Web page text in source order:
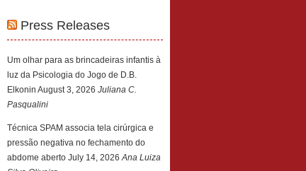
Press Releases
Um olhar para as brincadeiras infantis à
luz da Psicologia do Jogo de D.B.
Elkonin August 3, 2026 Juliana C.
Pasqualini
Técnica SPAM associa tela cirúrgica e
pressão negativa no fechamento do
abdome aberto July 14, 2026 Ana Luiza